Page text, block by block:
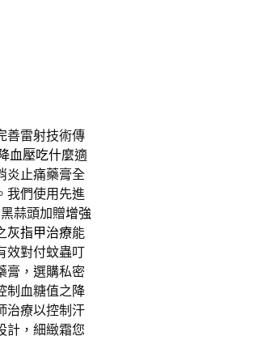
善雷射技術傳
血壓吃什麼適
炎止痛藥膏全
我們使用先進
蒜頭加贈增強
灰指甲治療能
效對付蚊蟲叮
膏，選購私密
制血糖值之降
治療以控制汗
計，細緻霜您